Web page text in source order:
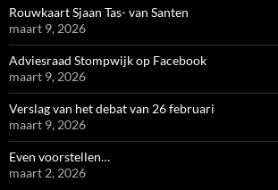
Rouwkaart Sjaan Tas- van Santen
maart 9, 2026
Adviesraad Stompwijk op Facebook
maart 9, 2026
Verslag van het debat van 26 februari
maart 9, 2026
Even voorstellen…
maart 2, 2026